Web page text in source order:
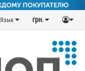
грн.
Язык